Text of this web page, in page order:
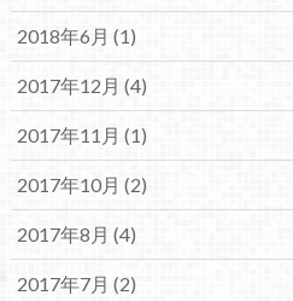
2018年6月 (1)
2017年12月 (4)
2017年11月 (1)
2017年10月 (2)
2017年8月 (4)
2017年7月 (2)